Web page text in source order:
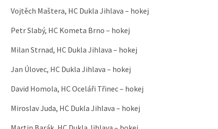
Vojtěch Maštera, HC Dukla Jihlava – hokej
Petr Slabý, HC Kometa Brno – hokej
Milan Strnad, HC Dukla Jihlava – hokej
Jan Úlovec, HC Dukla Jihlava – hokej
David Homola, HC Oceláři Třinec – hokej
Miroslav Juda, HC Dukla Jihlava – hokej